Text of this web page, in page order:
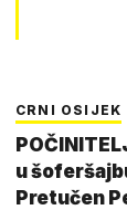
CRNI OSIJEK
u
Pretučen